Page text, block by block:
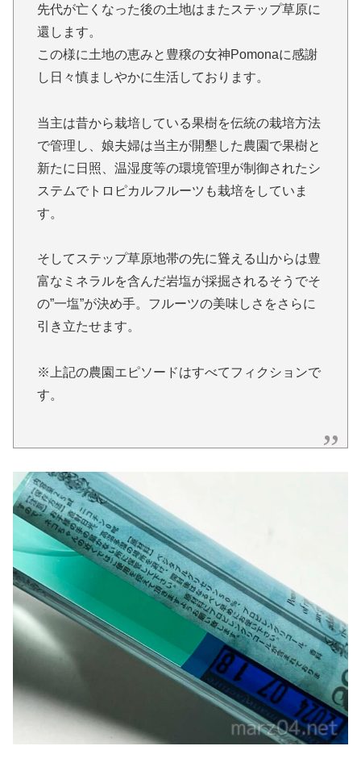
先代が亡くなった後の土地はまたステップ草原に
還します。
この様に土地の恵みと豊穣の女神Pomonaに感謝
し日々慎ましやかに生活しております。
当主は昔から栽培している果樹を伝統の栽培方法
で管理し、娘夫婦は当主が開墾した農園で果樹と
新たに日照、温湿度等の環境管理が制御されたシ
ステムでトロピカルフルーツも栽培をしていま
す。
そしてステップ草原地帯の先に聳える山からは豊
富なミネラルを含んだ岩塩が採掘されるそうでそ
の”一塩”が決め手。フルーツの美味しさをさらに
引き立たせます。
※上記の農園エピソードはすべてフィクションで
す。